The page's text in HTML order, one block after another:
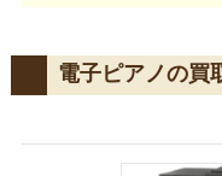
電子ピアノの買